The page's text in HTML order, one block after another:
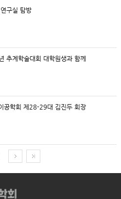
구실 탐방
추계학술대회 대학원생과 함께
공학회 제28-29대 김진두 회장